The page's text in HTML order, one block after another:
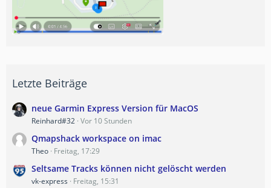
Letzte Beiträge
neue Garmin Express Version für MacOS
Reinhard#32 Vor 10 Stunden
Qmapshack workspace on imac
Theo Freitag, 17:29
Seltsame Tracks können nicht gelöscht werden
vk-express Freitag, 15:31